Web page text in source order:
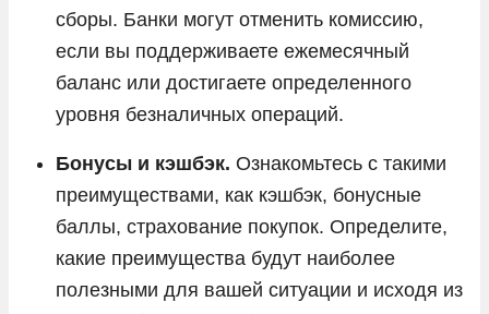
сборы. Банки могут отменить комиссию,
если вы поддерживаете ежемесячный
баланс или достигаете определенного
уровня безналичных операций.
Бонусы и кэшбэк. Ознакомьтесь с такими
преимуществами, как кэшбэк, бонусные
баллы, страхование покупок. Определите,
какие преимущества будут наиболее
полезными для вашей ситуации и исходя из